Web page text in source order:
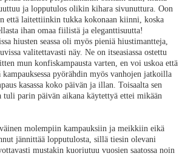
ja lopputulos olikin kihara sivunuttura. Oon
että laitettiinkin tukka kokonaan kiinni, koska
ihan omaa fiilistä ja eleganttisuutta!
hiusten seassa oli myös pieniä hiustimantteja,
valitettavasti näy. Ne on itseasiassa ostettu
mun konfiskampausta varten, en voi uskoa että
pyörähdin myös vanhojen jatkoilla
kasassa koko päivän ja illan. Toisaalta sen
tuli parin päivän aikana käytettyä ettei mikään
molempiin kampauksiin ja meikkiin eikä
jännittää lopputulosta, sillä tiesin olevani
mustakin kuoriutuu vuosien saatossa noin